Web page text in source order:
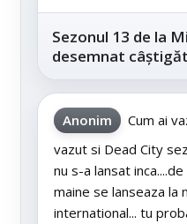
Sezonul 13 de la
desemnat
Telespectatorii au
este...
Anonim
Cum ai
vazut si Dead City
nu s-a lansat
maine se lanseaza la
international... tu